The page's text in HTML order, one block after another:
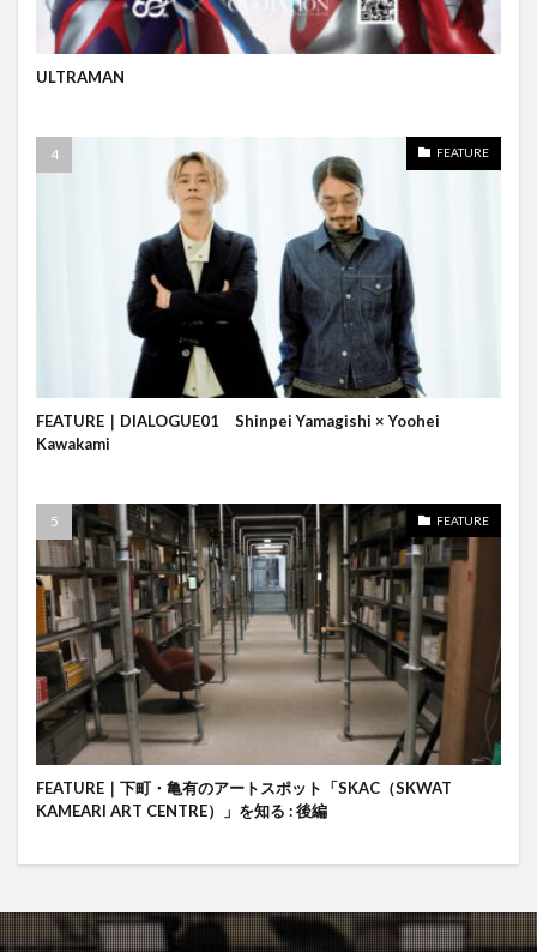
ULTRAMAN
FEATURE
FEATURE｜DIALOGUE01 Shinpei Yamagishi × Yoohei
Kawakami
FEATURE
FEATURE｜下町・亀有のアートスポット「SKAC（SKWAT
KAMEARI ART CENTRE）」を知る : 後編